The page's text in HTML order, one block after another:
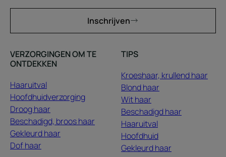
Inschrijven
VERZORGINGEN OM TE
ONTDEKKEN
Haaruitval
Hoofdhuidverzorging
Droog haar
Beschadigd, broos haar
Gekleurd haar
Dof haar
TIPS
Kroeshaar, krullend haar
Blond haar
Wit haar
Beschadigd haar
Haaruitval
Hoofdhuid
Gekleurd haar